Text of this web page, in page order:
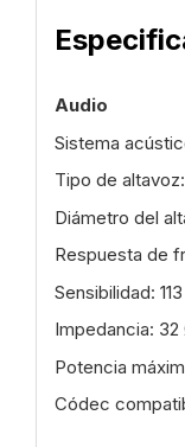
Audio
Sistema
Tipo de
Diámetro del
Respuesta de
Sensibilidad:
Impedancia: 32
Potencia
Códec